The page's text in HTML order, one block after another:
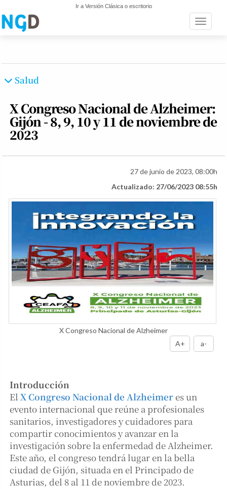
Ir a Versión Clásica o escritorio
Toggle
Salud
X Congreso Nacional de Alzheimer:
Gijón - 8, 9, 10 y 11 de noviembre de
2023
27 de junio de 2023, 08:00h
Actualizado: 27/06/2023 08:55h
X Congreso Nacional de Alzheimer
A+
a-
Introducción
El X Congreso Nacional de Alzheimeres un
evento internacional que reúne a profesionales
sanitarios, investigadores y cuidadores para
compartir conocimientos y avanzar en la
investigación sobre la enfermedad de Alzheimer.
Este año, el congreso tendrá lugar en la bella
ciudad de Gijón, situada en el Principado de
Asturias, del 8 al 11 de noviembre de 2023.